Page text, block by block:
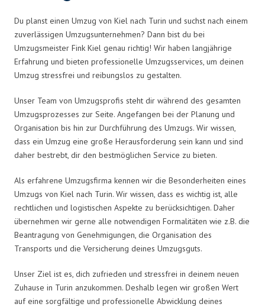
Du planst einen Umzug von Kiel nach Turin und suchst nach einem
zuverlässigen Umzugsunternehmen? Dann bist du bei
Umzugsmeister Fink Kiel genau richtig! Wir haben langjährige
Erfahrung und bieten professionelle Umzugsservices, um deinen
Umzug stressfrei und reibungslos zu gestalten.
Unser Team von Umzugsprofis steht dir während des gesamten
Umzugsprozesses zur Seite. Angefangen bei der Planung und
Organisation bis hin zur Durchführung des Umzugs. Wir wissen,
dass ein Umzug eine große Herausforderung sein kann und sind
daher bestrebt, dir den bestmöglichen Service zu bieten.
Als erfahrene Umzugsfirma kennen wir die Besonderheiten eines
Umzugs von Kiel nach Turin. Wir wissen, dass es wichtig ist, alle
rechtlichen und logistischen Aspekte zu berücksichtigen. Daher
übernehmen wir gerne alle notwendigen Formalitäten wie z.B. die
Beantragung von Genehmigungen, die Organisation des
Transports und die Versicherung deines Umzugsguts.
Unser Ziel ist es, dich zufrieden und stressfrei in deinem neuen
Zuhause in Turin anzukommen. Deshalb legen wir großen Wert
auf eine sorgfältige und professionelle Abwicklung deines